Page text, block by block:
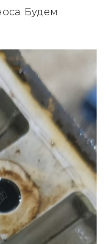
Будем